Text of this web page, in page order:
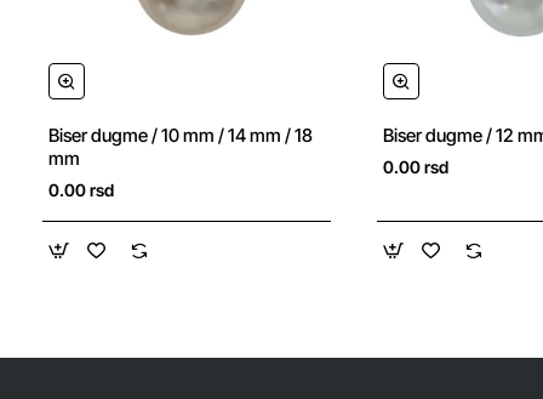
Biser dugme / 10 mm / 14 mm / 18
mm
0.00 rsd
Biser dugme / 12
0.00 rsd